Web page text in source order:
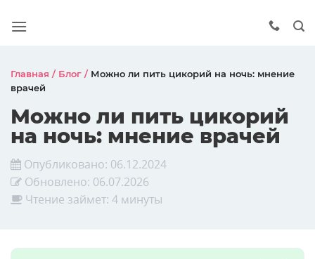
Главная / Блог / Можно ли пить цикорий на ночь: мнение
врачей
Можно ли пить цикорий
на ночь: мнение врачей
Опубликовано: 06.12.2024
Обновлено: 06.07.2026
Чтение займет: 4 минуты